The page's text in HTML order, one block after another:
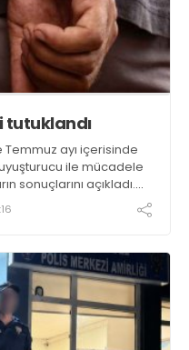
tutuklandı
ayı içerisinde
ile mücadele
sonuçlarını açıkladı.
ve uyarıcı madde
yapan 44 şahıs